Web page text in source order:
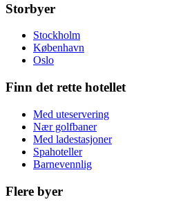
Storbyer
Stockholm
København
Oslo
Finn det rette hotellet
Med uteservering
Nær golfbaner
Med ladestasjoner
Spahoteller
Barnevennlig
Flere byer